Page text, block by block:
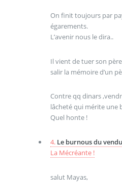
On finit toujours par
égarements.
L’avenir nous le dira..
Il vient de tuer son
salir la mémoire d’un
Contre qq dinars
lâcheté qui mérite une
Quel honte !
4. Le burnous du
La Mécréante !
salut Mayas,